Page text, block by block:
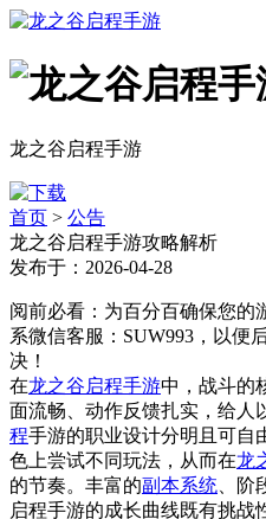
龙之谷启程手游
首页 > 公告
龙之谷启程手游攻略解析
发布于：2026-04-28
阅前必看：为百分百确保您的
系微信客服：SUW993，以便
决！
在龙之谷启程手游中，战斗的
面流畅、动作反馈扎实，给人
程手游的职业设计分明且可自
色上尝试不同玩法，从而在龙
的节奏。丰富的副本系统 、阶
启程手游的成长曲线既有挑战